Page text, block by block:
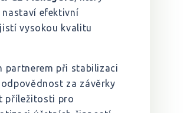
nastaví efektivní
vysokou kvalitu
partnerem při stabilizaci
za závěrky
příležitosti pro